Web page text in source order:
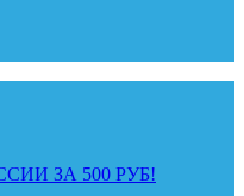
ЗА 500 РУБ!